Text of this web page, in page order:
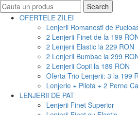
Search
for:
Search
OFERTELE ZILEI
Lenjerii Romanesti de
2 Lenjerii Finet de la 199
2 Lenjerii Elastic la 229 RON
2 Lenjerii Bumbac la 299
2 Lenjerii Copii la 189 RON
Oferta Trio Lenjerii: 3 la 199
Lenjerie + Pilota + 2 Perne
LENJERII DE PAT
Lenjerii Finet Superior